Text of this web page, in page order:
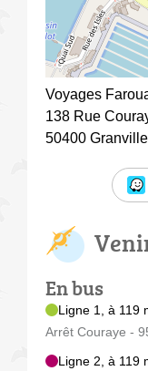
Voyages
138 Rue
50400 Granville
En bus
Ligne 1, à 119
Arrêt Couraye -
Ligne 2, à 119